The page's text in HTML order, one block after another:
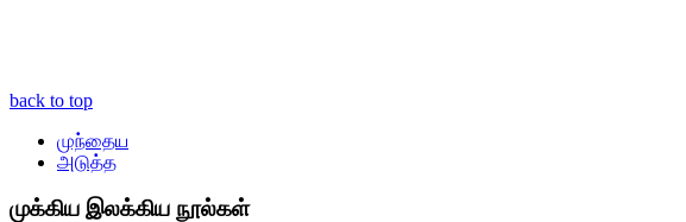
back to top
முந்தைய
அடுத்த
முக்கிய இலக்கிய நூல்கள்